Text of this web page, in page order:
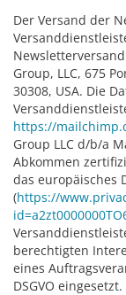
Der Versand der
Group, LLC, 675
30308, USA. Die
https://
Group LLC d/b/a
Abkommen
das europäisches
(https://
berechtigten
eines
DSGVO eingesetzt.